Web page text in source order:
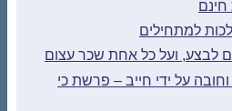
למתחילים
וחובה על ידי חייב – פרשת כי